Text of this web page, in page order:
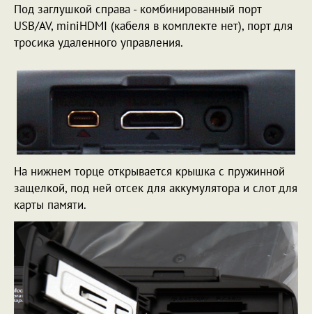
Под заглушкой справа - комбинированный порт
USB/AV, miniHDMI (кабеля в комплекте нет), порт для
тросика удаленного управления.
На нижнем торце открывается крышка с пружинной
защелкой, под ней отсек для аккумулятора и слот для
карты памяти.